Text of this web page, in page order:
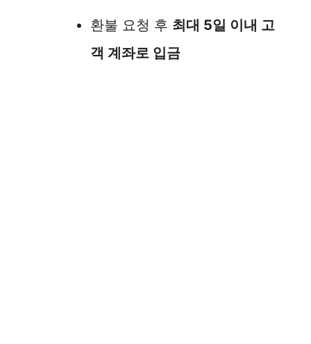
환불 요청 후 최대 5일 이내 고
객 계좌로 입금